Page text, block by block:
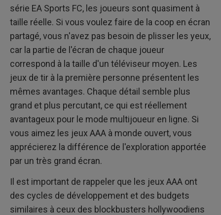
série EA Sports FC, les joueurs sont quasiment à
taille réelle. Si vous voulez faire de la coop en écran
partagé, vous n'avez pas besoin de plisser les yeux,
car la partie de l'écran de chaque joueur
correspond à la taille d'un téléviseur moyen. Les
jeux de tir à la première personne présentent les
mêmes avantages. Chaque détail semble plus
grand et plus percutant, ce qui est réellement
avantageux pour le mode multijoueur en ligne. Si
vous aimez les jeux AAA à monde ouvert, vous
apprécierez la différence de l'exploration apportée
par un très grand écran.
Il est important de rappeler que les jeux AAA ont
des cycles de développement et des budgets
similaires à ceux des blockbusters hollywoodiens